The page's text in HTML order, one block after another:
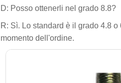
D: Posso ottenerli nel grado 8.8?
R: Sì. Lo standard è il grado 4.8
momento dell'ordine.